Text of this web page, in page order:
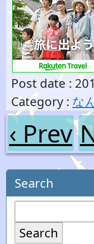
Post date :
Category : な
‹ Prev
Search
Search